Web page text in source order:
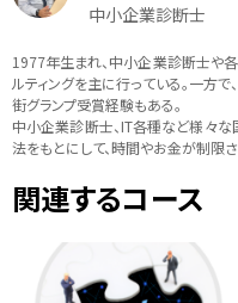
中小企業診断士
1977年生まれ、中小企業診断士や
ルティングを主に行っている。一方
街グランプ受賞経験もある。
中小企業診断士、IT各種など様々
法をもとにして、時間やお金が制限
関連するコース